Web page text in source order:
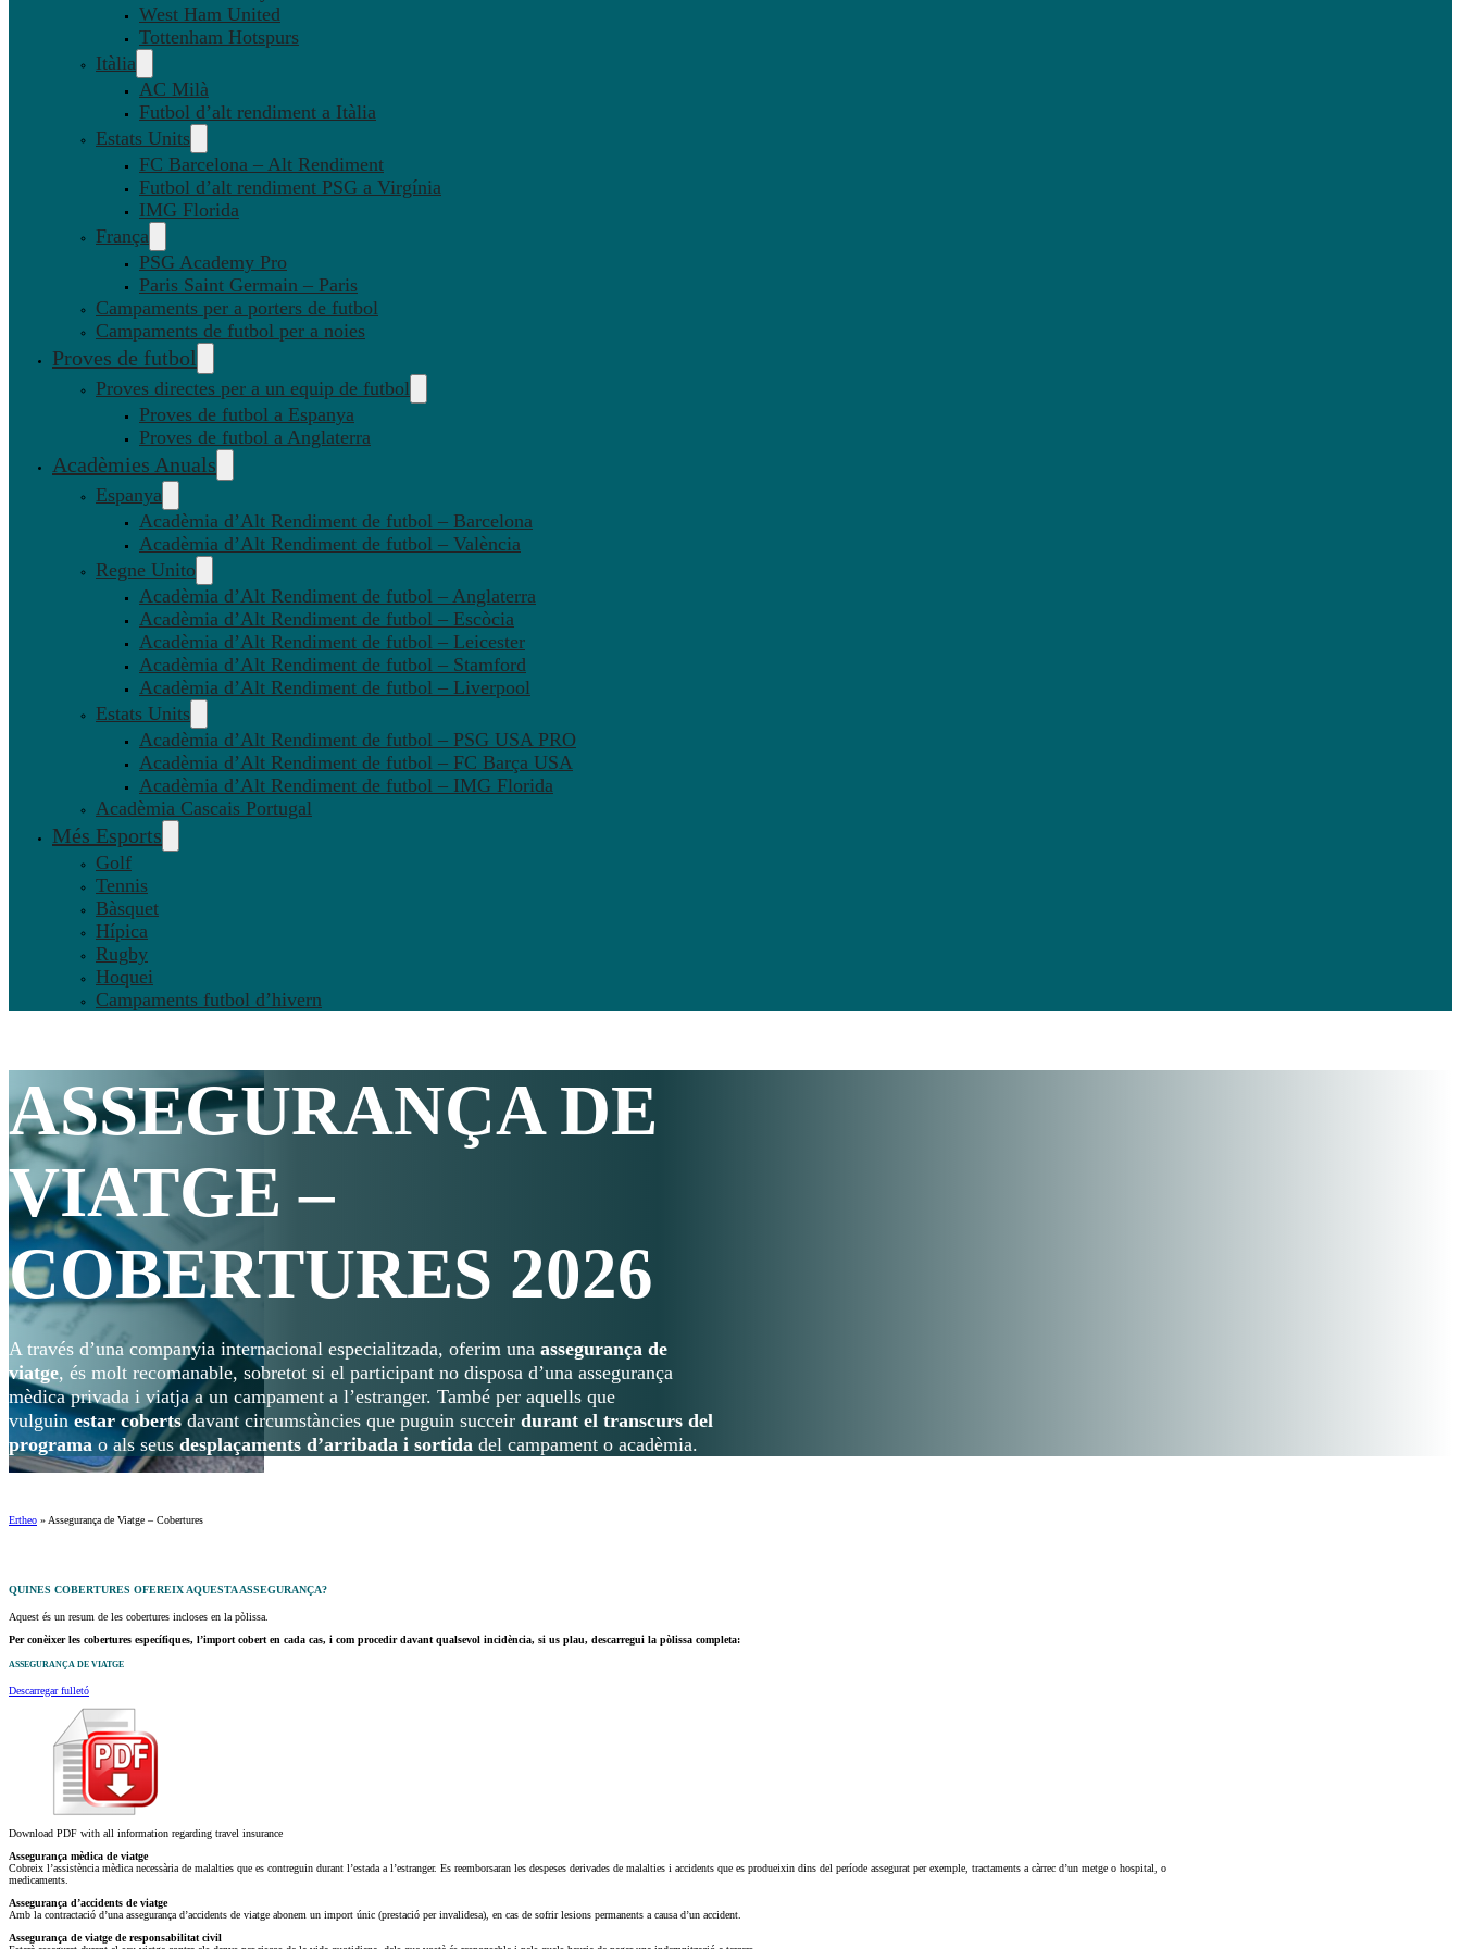
West Ham United
Tottenham Hotspurs
Itàlia
AC Milà
Futbol d’alt rendiment a Itàlia
Estats Units
FC Barcelona – Alt Rendiment
Futbol d’alt rendiment PSG a Virgínia
IMG Florida
França
PSG Academy Pro
Paris Saint Germain – Paris
Campaments per a porters de futbol
Campaments de futbol per a noies
Proves de futbol
Proves directes per a un equip de futbol
Proves de futbol a Espanya
Proves de futbol a Anglaterra
Acadèmies Anuals
Espanya
Acadèmia d’Alt Rendiment de futbol – Barcelona
Acadèmia d’Alt Rendiment de futbol – València
Regne Unito
Acadèmia d’Alt Rendiment de futbol – Anglaterra
Acadèmia d’Alt Rendiment de futbol – Escòcia
Acadèmia d’Alt Rendiment de futbol – Leicester
Acadèmia d’Alt Rendiment de futbol – Stamford
Acadèmia d’Alt Rendiment de futbol – Liverpool
Estats Units
Acadèmia d’Alt Rendiment de futbol – PSG USA PRO
Acadèmia d’Alt Rendiment de futbol – FC Barça USA
Acadèmia d’Alt Rendiment de futbol – IMG Florida
Acadèmia Cascais Portugal
Més Esports
Golf
Tennis
Bàsquet
Hípica
Rugby
Hoquei
Campaments futbol d’hivern
ASSEGURANÇA DE
VIATGE –
COBERTURES 2026
A través d’una companyia internacional especialitzada, oferim una assegurança de
viatge, és molt recomanable, sobretot si el participant no disposa d’una assegurança
mèdica privada i viatja a un campament a l’estranger. També per aquells que
vulguinestar cobertsdavant circumstàncies que puguin succeir durant el transcurs del
programao als seus desplaçaments d’arribada i sortida del campament o acadèmia.
Ertheo » Assegurança de Viatge – Cobertures
QUINES COBERTURES OFEREIX AQUESTA ASSEGURANÇA?
Aquest és un resum de les cobertures incloses en la pòlissa.
Per conèixer les cobertures específiques, l’import cobert en cada cas, i com procedir davant qualsevol incidència, si us plau, descarregui la pòlissa completa:
ASSEGURANÇA DE VIATGE
Descarregar fulletó
Download PDF with all information regarding travel insurance
Assegurança mèdica de viatge
Cobreix l’assistència mèdica necessària de malalties que es contreguin durant l’estada a l’estranger. Es reemborsaran les despeses derivades de malalties i accidents que es produeixin dins del període assegurat per exemple, tractaments a càrrec d’un metge o hospital, o
medicaments.
Assegurança d’accidents de viatge
Amb la contractació d’una assegurança d’accidents de viatge abonem un import únic (prestació per invalidesa), en cas de sofrir lesions permanents a causa d’un accident.
Assegurança de viatge de responsabilitat civil